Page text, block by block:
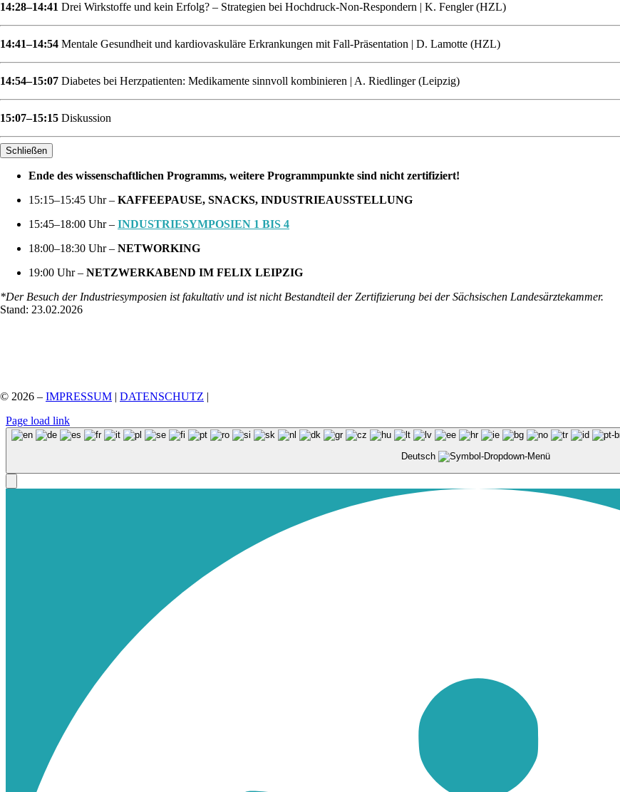
14:28–14:41 Drei Wirkstoffe und kein Erfolg? – Strategien bei Hochdruck-Non-Respondern | K. Fengler (HZL)
14:41–14:54 Mentale Gesundheit und kardiovaskuläre Erkrankungen mit Fall-Präsentation | D. Lamotte (HZL)
14:54–15:07 Diabetes bei Herzpatienten: Medikamente sinnvoll kombinieren | A. Riedlinger (Leipzig)
15:07–15:15 Diskussion
Schließen
Ende des wissenschaftlichen Programms, weitere Programmpunkte sind nicht zertifiziert!
15:15–15:45 Uhr – KAFFEEPAUSE, SNACKS, INDUSTRIEAUSSTELLUNG
15:45–18:00 Uhr – INDUSTRIESYMPOSIEN 1 BIS 4
18:00–18:30 Uhr – NETWORKING
19:00 Uhr – NETZWERKABEND IM FELIX LEIPZIG
*Der Besuch der Industriesymposien ist fakultativ und ist nicht Bestandteil der Zertifizierung bei der Sächsischen Landesärztekammer.
Stand: 23.02.2026
© 2026 – IMPRESSUM | DATENSCHUTZ |
Page load link
Deutsch